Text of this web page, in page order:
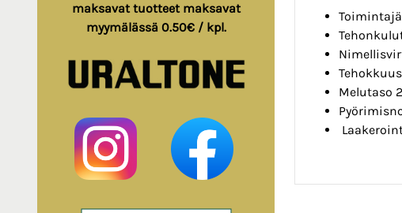
maksavat tuotteet maksavat
myymälässä 0.50€ / kpl.
Melutaso